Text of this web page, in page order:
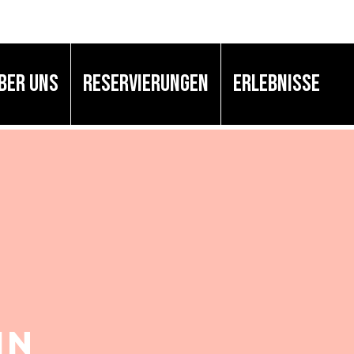
UNS Reservierungen Erlebnisse